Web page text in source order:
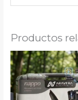
Productos